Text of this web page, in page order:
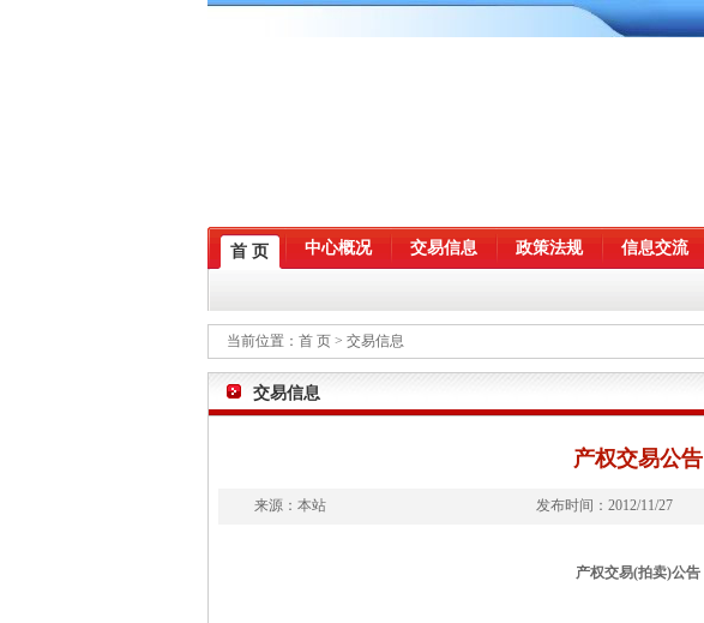
首 页 中心概况 交易信息 政策法规 信息交流
当前位置： 首 页 > 交易信息
交易信息
产权交易公告
来源： 本站 发布时间： 2012/11/27
产权交易(拍卖)公告